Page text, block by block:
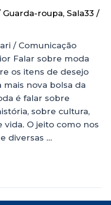
Guarda-roupa, Sala33 /
/ Comunicação
Falar sobre moda
os itens de desejo
nova bolsa da
é falar sobre
sobre cultura,
vida. O jeito como nos
diversas …